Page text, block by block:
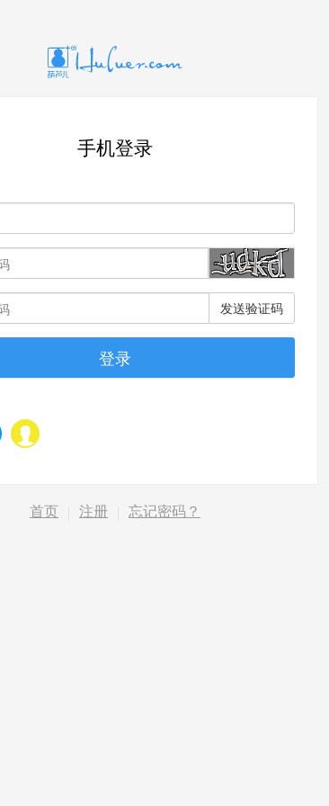
手机登录
发送验证码
登录
首页 注册 忘记密码？